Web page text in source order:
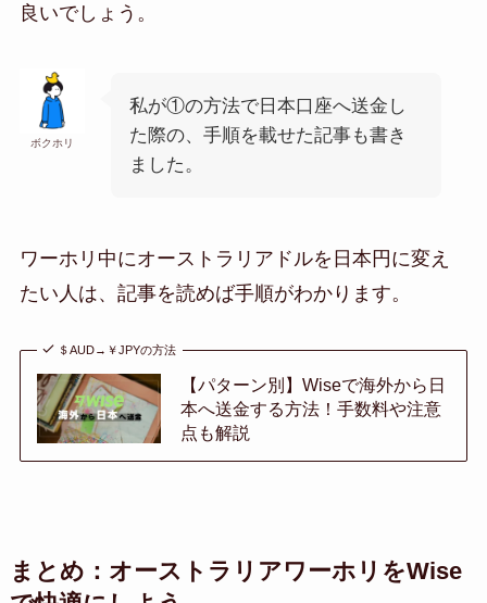
良いでしょう。
ボクホリ
私が①の方法で日本口座へ送金し
た際の、手順を載せた記事も書き
ました。
ワーホリ中にオーストラリアドルを日本円に変え
たい人は、記事を読めば手順がわかります。
＄AUD→￥JPYの方法
【パターン別】Wiseで海外から日
本へ送金する方法！手数料や注意
点も解説
まとめ：オーストラリアワーホリをWise